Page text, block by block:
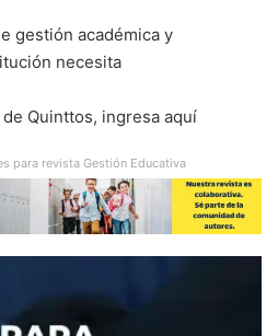
gestión académica y
necesita
Quinttos, ingresa aquí
para revista Gestión Educativa